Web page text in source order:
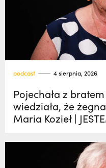
podcast 4 sierpnia, 2026
Pojechała z
wiedziała, że
Maria Kozieł |